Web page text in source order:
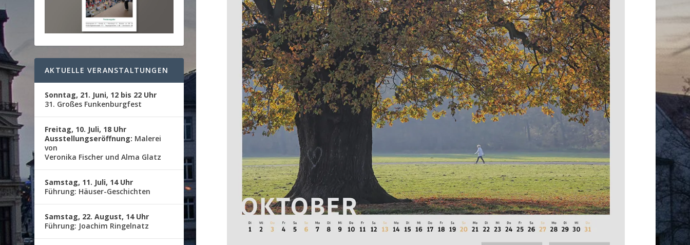
AKTUELLE VERANSTALTUNGEN
Sonntag, 21. Juni, 12 bis 22 Uhr
31. Großes Funkenburgfest
Freitag, 10. Juli, 18 Uhr
Ausstellungseröffnung: Malerei
von
Veronika Fischer und Alma Glatz
Samstag, 11. Juli, 14 Uhr
Führung: Häuser-Geschichten
Samstag, 22. August, 14 Uhr
Führung: Joachim Ringelnatz